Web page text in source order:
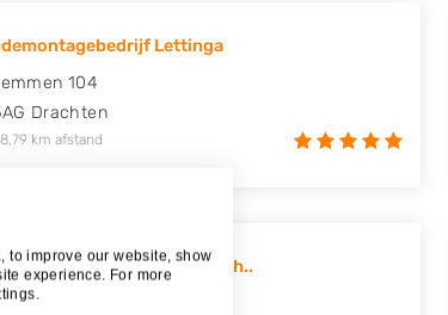
Lettinga
104
Drachten
km afstand
E. Hovingh..
14 3
to improve our website, show
experience. For more